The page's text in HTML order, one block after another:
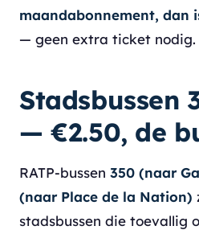
maandabonnement, dan
— geen extra ticket nodig.
Stadsbussen
— €2.50, de
RATP-bussen 350 (naar
(naar Place de la Nation)
stadsbussen die toevallig